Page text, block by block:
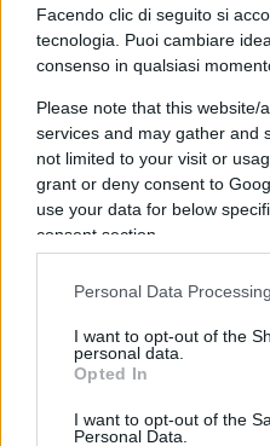
Facendo clic di seguito si
tecnologia. Puoi cambiare
consenso in qualsiasi
Please note that this
services and may gather and
not limited to your visit or
grant or deny consent to
use your data for below
consent section.
Personal Data
I want to opt-out of the
personal data.
Opted In
I want to opt-out of the
Personal Data.
condizioni miserabili,
devastanti della
dell’arbitrio dei
all’improvviso,
condizione umana
identica a se stessa
fiorito uno sviluppo
potersi definire Miracolo.
Attraverso un
culturale, Jonah
di questo feno­meno